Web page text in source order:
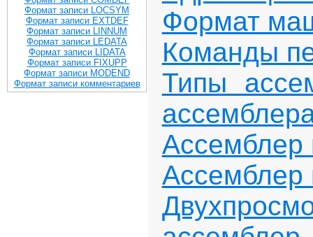
Формат записи LOCSYM
Формат записи EXTDEF
Формат записи LINNUM
Формат записи LEDATA
Формат записи LIDATA
Формат записи FIXUPP
Формат записи MODEND
Формат записи комментариев
Формат
Команды
Типы